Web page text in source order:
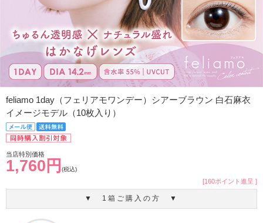
feliamo 1day（フェリアモワンデー）シアーブラウン 白石麻衣
イメージモデル（10枚入り）
当店特別価格
1,760円 (税込)
[160ポイント進呈 ]
▼ 1箱ご購入の方 ▼